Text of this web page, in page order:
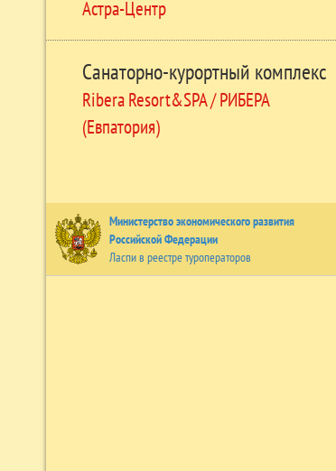
Астра-Центр
Санаторно-курортный комплекс
Ribera Resort&SPA / РИБЕРА
(Евпатория)
Министерство экономического развития
Российской Федерации
Ласпи в реестре туроператоров